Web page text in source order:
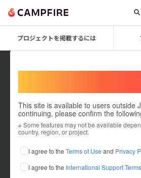
プロジェクトを掲載するには
This site is available to users outside
continuing, please confirm the
※ Some features may not be available
country, region, or project.
I agree to the Terms of Use and Privacy
I agree to the International Support Terms
Myanmar
これまでに1回支援して1件のプロジェクト
在住国：日本 現在地：東京都